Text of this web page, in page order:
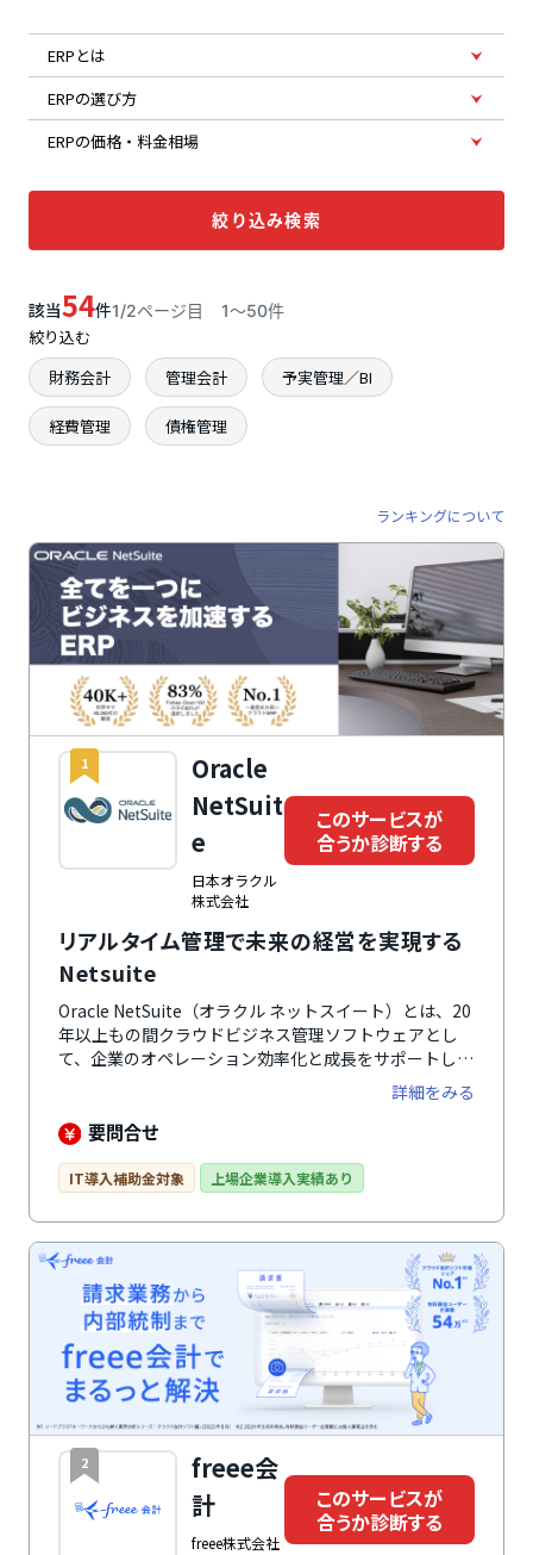
ERPとは
ERPの選び方
ERPの価格・料金相場
絞り込み検索
該当54件1/2ページ目 1〜50件
絞り込む
財務会計
管理会計 予実管理／BI
経費管理 債権管理
ランキングについて
1
Oracle
NetSuit
e
日本オラクル
株式会社
このサービスが
合うか診断する
リアルタイム管理で未来の経営を実現する
Netsuite
Oracle NetSuite（オラクル ネットスイート）とは、20
年以上もの間クラウドビジネス管理ソフトウェアとし
て、企業のオペレーション効率化と成長をサポートして
いる会計ソフトです。CRMからERP、eコマース、生産
管理、そして財務管理に至るまでの機能をシームレスに
結びつけ、真のデジタルトランスフォーメーションを実
ビリティは、多様なビジネスニーズに適応する能力を持
このプラットフォームはそれに対応し続ける能力を持
ち、柔軟にビジネス環境の変化に適応。その上、リアル
タイムのデータアクセスと分析ツールは、即座の意思決
定と戦略的洞察を可能にします。企業全体の透明性と連
携を強化することで、より迅速かつ効果的な決定を下す
ことができます。
詳細をみる
要問合せ
IT導入補助金対象 上場企業導入実績あり
2
freee会
計
freee株式会社
このサービスが
合うか診断する